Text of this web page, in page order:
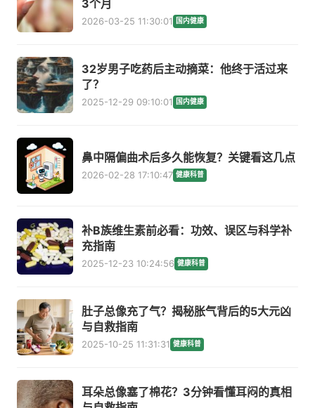
3个月
2026-03-25 11:30:01 国内健康
32岁男子吃药后主动摘菜：他终于活过来
了？
2025-12-29 09:10:01 国内健康
鼻中隔偏曲术后多久能恢复？关键看这几点
2026-02-28 17:10:47 健康科普
补B族维生素前必看：功效、误区与科学补
充指南
2025-12-23 10:24:56 健康科普
肚子总像充了气？揭秘胀气背后的5大元凶
与自救指南
2025-10-25 11:31:31 健康科普
耳朵总像塞了棉花？3分钟看懂耳闷的真相